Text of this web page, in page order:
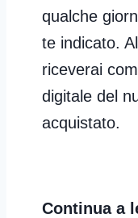
qualche
te indicato.
riceverai
digitale del
acquistato.
Continua a